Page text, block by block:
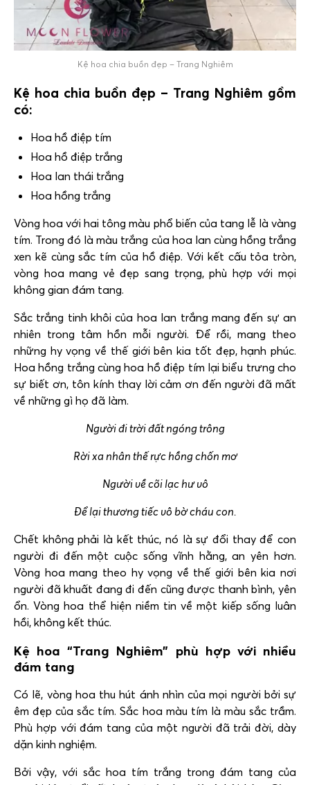
Kệ hoa chia buồn đẹp – Trang Nghiêm
Kệ hoa chia buồn đẹp – Trang Nghiêm gồm
có:
Hoa hồ điệp tím
Hoa hồ điệp trắng
Hoa lan thái trắng
Hoa hồng trắng
Vòng hoa với hai tông màu phổ biến của tang lễ là vàng
tím. Trong đó là màu trắng của hoa lan cùng hồng trắng
xen kẽ cùng sắc tím của hồ điệp. Với kết cấu tỏa tròn,
vòng hoa mang vẻ đẹp sang trọng, phù hợp với mọi
không gian đám tang.
Sắc trắng tinh khôi của hoa lan trắng mang đến sự an
nhiên trong tâm hồn mỗi người. Để rồi, mang theo
những hy vọng về thế giới bên kia tốt đẹp, hạnh phúc.
Hoa hồng trắng cùng hoa hồ điệp tím lại biểu trưng cho
sự biết ơn, tôn kính thay lời cảm ơn đến người đã mất
về những gì họ đã làm.
Người đi trời đất ngóng trông
Rời xa nhân thế rực hồng chốn mơ
Người về cõi lạc hư vô
Để lại thương tiếc vô bờ cháu con.
Chết không phải là kết thúc, nó là sự đổi thay để con
người đi đến một cuộc sống vĩnh hằng, an yên hơn.
Vòng hoamang theo hy vọng về thế giới bên kia nơi
người đã khuất đang đi đến cũng được thanh bình, yên
ổn. Vòng hoa thể hiện niềm tin về một kiếp sống luân
hồi, không kết thúc.
Kệ hoa “Trang Nghiêm” phù hợp với nhiều
đám tang
Có lẽ, vòng hoa thu hút ánh nhìn của mọi người bởi sự
êm đẹp của sắc tím. Sắc hoa màu tím là màu sắc trầm.
Phù hợp với đám tang của một người đã trải đời, dày
dặn kinh nghiệm.
Bởi vậy, với sắc hoa tím trắng trong đám tang của